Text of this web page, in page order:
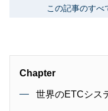
この記事のすべ
Chapter
世界のETCシス